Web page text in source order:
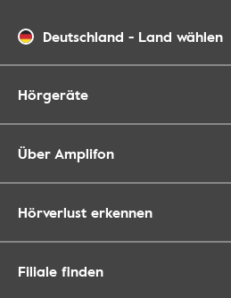
Deutschland - Land wählen
Hörgeräte
Über Amplifon
Hörverlust erkennen
Filiale finden